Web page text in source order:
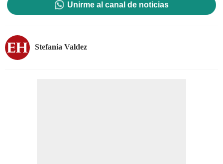
Unirme al canal de noticias
Stefania Valdez